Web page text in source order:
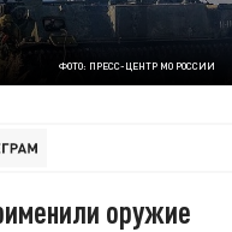
ФОТО: ПРЕСС-ЦЕНТР МО РОССИИ
оружие